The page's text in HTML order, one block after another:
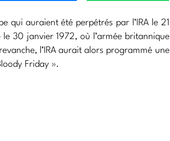
qui auraient été perpétrés par l’IRA le 21
le 30 janvier 1972, où l’armée britannique
l’IRA aurait alors programmé une
Friday ».